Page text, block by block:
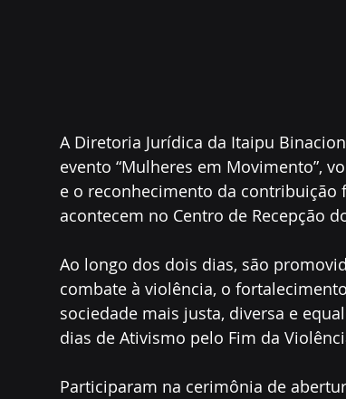
A Diretoria Jurídica da Itaipu
evento “Mulheres em Movimento”,
e o reconhecimento da contribuição
acontecem no Centro de Recepção
Ao longo dos dois dias, são
combate à violência, o
sociedade mais justa, diversa e
dias de Ativismo pelo Fim da
Participaram na cerimônia de